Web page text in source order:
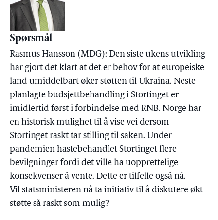
Spørsmål
Rasmus Hansson (MDG): Den siste ukens utvikling
har gjort det klart at det er behov for at europeiske
land umiddelbart øker støtten til Ukraina. Neste
planlagte budsjettbehandling i Stortinget er
imidlertid først i forbindelse med RNB. Norge har
en historisk mulighet til å vise vei dersom
Stortinget raskt tar stilling til saken. Under
pandemien hastebehandlet Stortinget flere
bevilgninger fordi det ville ha uopprettelige
konsekvenser å vente. Dette er tilfelle også nå.
Vil statsministeren nå ta initiativ til å diskutere økt
støtte så raskt som mulig?